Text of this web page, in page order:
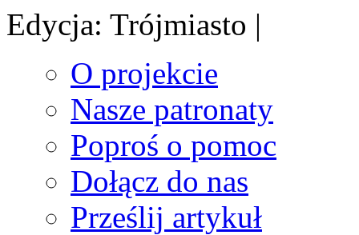
Edycja: Trójmiasto |
O projekcie
Nasze patronaty
Poproś o pomoc
Dołącz do nas
Prześlij artykuł